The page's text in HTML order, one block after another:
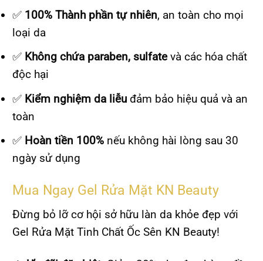
✅ 100% Thành phần tự nhiên, an toàn cho mọi
loại da
✅ Không chứa paraben, sulfatevà các hóa chất
độc hại
✅ Kiểm nghiệm da liễuđảm bảo hiệu quả và an
toàn
✅ Hoàn tiền 100%nếu không hài lòng sau 30
ngày sử dụng
Mua Ngay Gel Rửa Mặt KN Beauty
Đừng bỏ lỡ cơ hội sở hữu làn da khỏe đẹp với
Gel Rửa Mặt Tinh Chất Ốc Sên KN Beauty!